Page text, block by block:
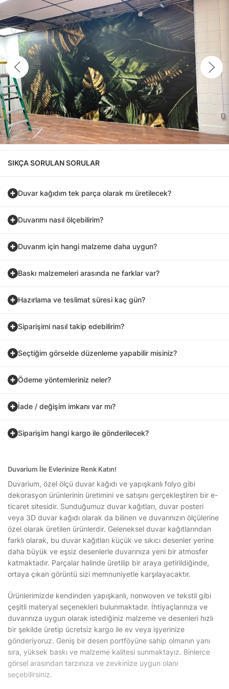
SIKÇA SORULAN SORULAR
Duvar kağıdım tek parça olarak mı üretilecek?
Duvarımı nasıl ölçebilirim?
Duvarım için hangi malzeme daha uygun?
Baskı malzemeleri arasında ne farklar var?
Hazırlama ve teslimat süresi kaç gün?
Siparişimi nasıl takip edebilirim?
Seçtiğim görselde düzenleme yapabilir misiniz?
Ödeme yöntemleriniz neler?
İade / değişim imkanı var mı?
Siparişim hangi kargo ile gönderilecek?
Duvarium İle Evlerinize Renk Katın!
Duvarium, özel ölçü duvar kağıdı ve yapışkanlı folyo gibi
dekorasyon ürünlerinin üretimini ve satışını gerçekleştiren bir e-
ticaret sitesidir. Sunduğumuz duvar kağıtları, duvar posteri
veya 3D duvar kağıdı olarak da bilinen ve duvarınızın ölçülerine
özel olarak üretilen ürünlerdir. Geleneksel duvar kağıtlarından
farklı olarak, bu duvar kağıtları küçük ve sıkıcı desenler yerine
daha büyük ve eşsiz desenlerle duvarınıza yeni bir atmosfer
katmaktadır. Parçalar halinde üretilip bir araya getirildiğinde,
ortaya çıkan görüntü sizi memnuniyetle karşılayacaktır.
Ürünlerimizde kendinden yapışkanlı, nonwoven ve tekstil gibi
çeşitli materyal seçenekleri bulunmaktadır. İhtiyaçlarınıza ve
duvarınıza uygun olarak istediğiniz malzeme ve desenleri hızlı
bir şekilde üretip ücretsiz kargo ile ev veya işyerinize
gönderiyoruz. Geniş bir desen portföyüne sahip olmanın yanı
sıra, yüksek baskı ve malzeme kalitesi sunmaktayız. Binlerce
görsel arasından tarzınıza ve zevkinize uygun olanı
seçebilirsiniz.